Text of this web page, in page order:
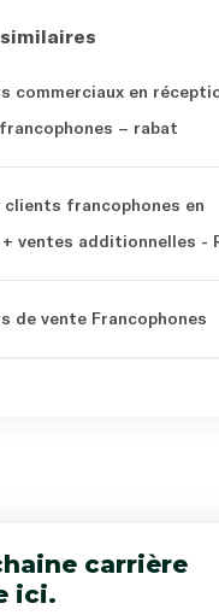
commerciaux en
– rabat
clients francophones en
ventes additionnelles -
de vente Francophones
carrière
ici.